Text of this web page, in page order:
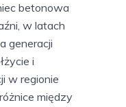
betonowa
w latach
generacji
i
w regionie
między